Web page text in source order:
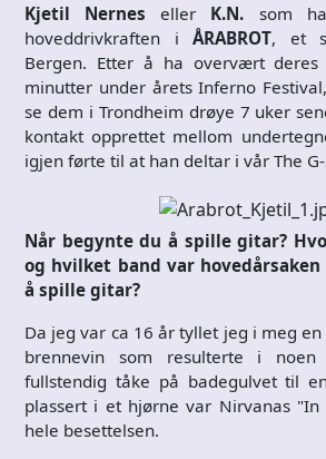
Kjetil Nernes eller K.N. som
hoveddrivkraften iÅRABROT, et
Bergen. Etter å ha overvært deres
minutter under årets Inferno
se dem i Trondheim drøye 7 uker
kontakt opprettet mellom
igjen førte til at han deltar i vår The
Når begynte du å spille gitar?
og hvilket band var
å spille gitar?
Da jeg var ca 16 år tyllet jeg i meg
brennevin som resulterte i
fullstendig tåke på badegulvet til
plassert i et hjørne var Nirvanas "In
hele besettelsen.